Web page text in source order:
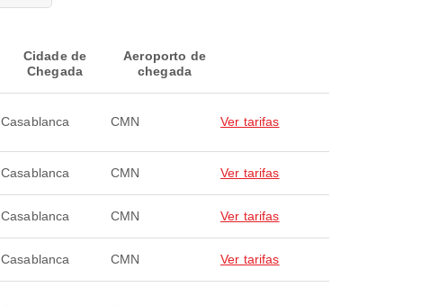
Cidade de
Chegada
Aeroporto de
chegada
Casablanca CMN Ver tarifas
Casablanca CMN Ver tarifas
Casablanca CMN Ver tarifas
Casablanca CMN Ver tarifas